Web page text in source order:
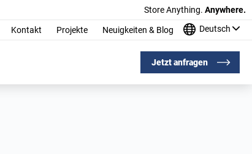
Store Anything. Anywhere.
Kontakt Projekte Neuigkeiten & Blog Deutsch
Jetzt anfragen